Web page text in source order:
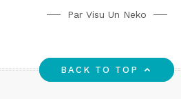
Par Visu Un Neko
BACK TO TOP